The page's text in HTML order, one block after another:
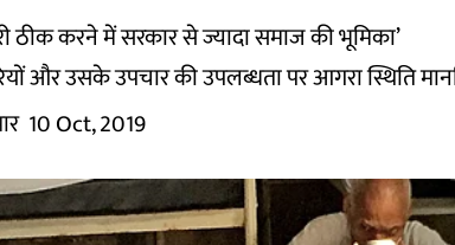
ठीक करने में सरकार से ज्यादा समाज की भूमिका’
और उसके उपचार की उपलब्धता पर आगरा स्थिति
10 Oct, 2019